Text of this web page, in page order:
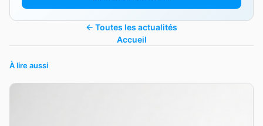
← Toutes les actualités
Accueil
À lire aussi